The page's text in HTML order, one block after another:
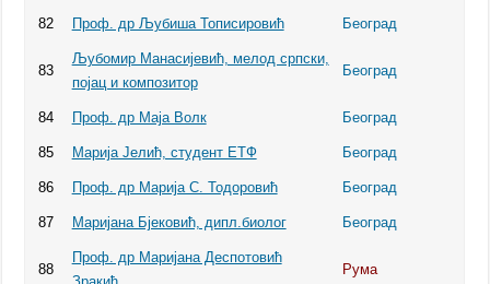
82 Проф. др Љубиша Тописировић Београд
83
Љубомир Манасијевић, мелод српски,
појац и композитор
Београд
84 Проф. др Маја Волк Београд
85 Марија Јелић, студент ЕТФ Београд
86 Проф. др Марија С. Тодоровић Београд
87 Маријана Бјековић, дипл.биолог Београд
88
Проф. др Маријана Деспотовић
Зракић
Рума